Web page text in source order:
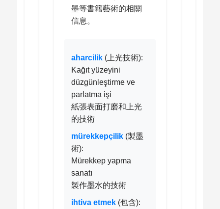
墨等書籍藝術的相關
信息。
aharcilik (上光技術):
Kağıt yüzeyini
düzgünleştirme ve
parlatma işi
紙張表面打磨和上光
的技術
mürekkepçilik (製墨
術):
Mürekkep yapma
sanatı
製作墨水的技術
ihtiva etmek (包含):